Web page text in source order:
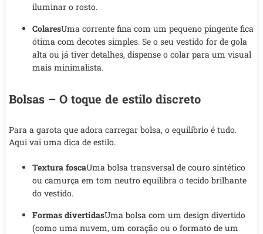
iluminar o rosto.
ColaresUma corrente fina com um pequeno pingente fica
ótima com decotes simples. Se o seu vestido for de gola
alta ou já tiver detalhes, dispense o colar para um visual
mais minimalista.
Bolsas – O toque de estilo discreto
Para a garota que adora carregar bolsa, o equilíbrio é tudo.
Aqui vai uma dica de estilo.
Textura foscaUma bolsa transversal de couro sintético
ou camurça em tom neutro equilibra o tecido brilhante
do vestido.
Formas divertidasUma bolsa com um design divertido
(como uma nuvem, um coração ou o formato de um